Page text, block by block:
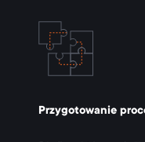
Przygotowanie